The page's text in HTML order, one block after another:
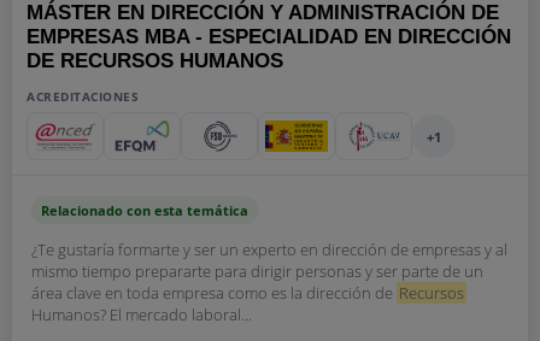
MÁSTER EN DIRECCIÓN Y ADMINISTRACIÓN DE
EMPRESAS MBA - ESPECIALIDAD EN DIRECCIÓN
DE RECURSOS HUMANOS
ACREDITACIONES
+1
Relacionado con esta temática
¿Te gustaría formarte y ser un experto en dirección de empresas y al
mismo tiempo prepararte para dirigir personas y ser parte de un
área clave en toda empresa como es la dirección de Recursos
Humanos? El mercado laboral...